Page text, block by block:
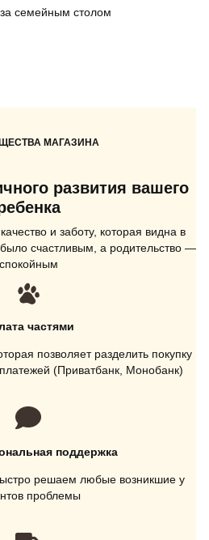
семейным столом
МАГАЗИНА
развития вашего
и заботу, которая видна в
счастливым, а родительство —
спокойным
частями
позволяет разделить покупку
(Приватбанк, Монобанк)
поддержка
решаем любые возникшие у
проблемы